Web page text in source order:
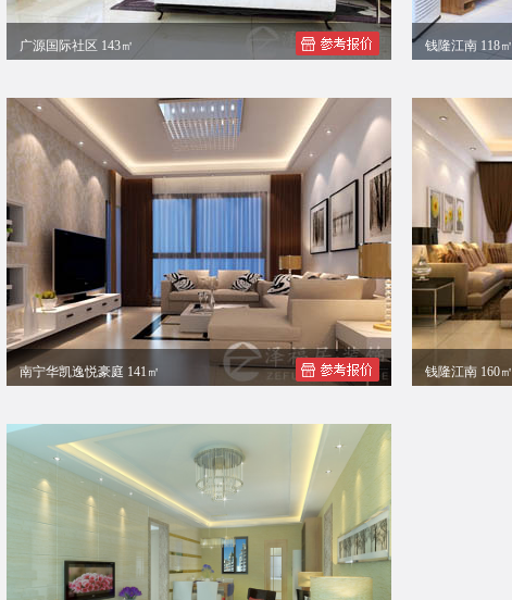
广源国际社区 143㎡ 钱隆江南 118㎡
南宁华凯逸悦豪庭 141㎡ 钱隆江南 160㎡